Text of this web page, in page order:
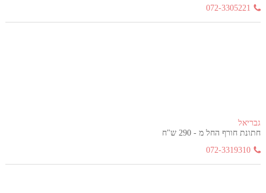
072-3305221
גבריאל
חתונת חורף החל מ - 290 ש"ח
072-3319310